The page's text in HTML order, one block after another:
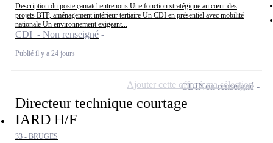
Description du poste çamatchentrenous Une fonction stratégique au cœur des
projets BTP, aménagement intérieur tertiaire Un CDI en présentiel avec mobilité
nationale Un environnement exigeant...
CDI - Non renseigné
Publié il y a 24 jours
Directeur technique courtage
IARD H/F
33 - BRUGES
CDINon renseigné
Ajouter cette offre à ma sélection